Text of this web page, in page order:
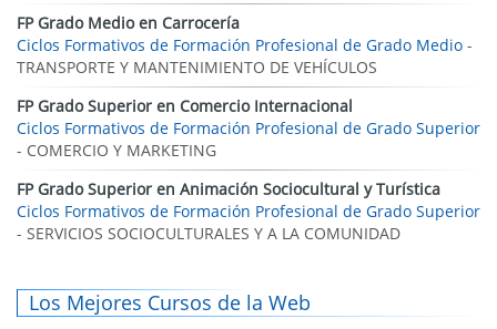
FP Grado Medio en Carrocería
Ciclos Formativos de Formación Profesional de Grado Medio -
TRANSPORTE Y MANTENIMIENTO DE VEHÍCULOS
FP Grado Superior en Comercio Internacional
Ciclos Formativos de Formación Profesional de Grado Superior
- COMERCIO Y MARKETING
FP Grado Superior en Animación Sociocultural y Turística
Ciclos Formativos de Formación Profesional de Grado Superior
- SERVICIOS SOCIOCULTURALES Y A LA COMUNIDAD
Los Mejores Cursos de la Web